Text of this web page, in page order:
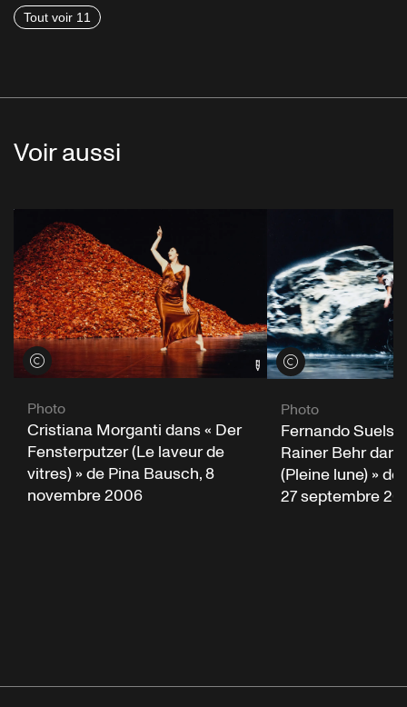
Tout voir 11
Voir aussi
Voir les crédits
Photo
Cristiana Morganti dans « Der
Fensterputzer (Le laveur de
vitres) » de Pina Bausch, 8
novembre 2006
Voir les crédits
Photo
Fernando Suels
Rainer Behr
(Pleine lune) »
27 septembre